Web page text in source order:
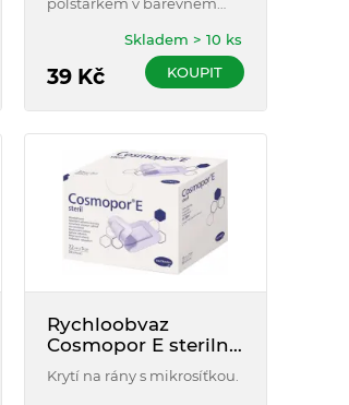
39Kč
Skladem > 10 ks
KOUPIT
Rychloobvaz
Cosmopor E sterilní
7,2x5 cm 50 ks
Krytí na rány s mikrosíťkou.